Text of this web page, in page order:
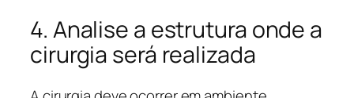
4. Analise a estrutura onde a
cirurgia será realizada